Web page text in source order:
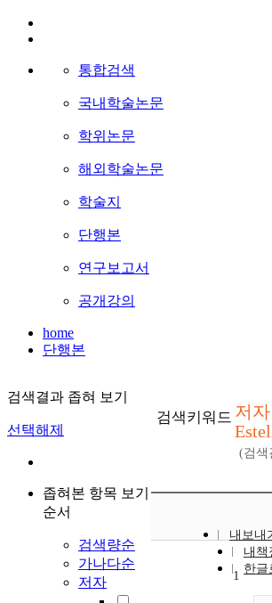
통합검색
국내학술논문
학위논문
해외학술논문
학술지
단행본
연구보고서
공개강의
home
단행본
검색결과 좁혀 보기
선택해제
좁혀본 항목 보기
순서
검색량순
가나다순
저자
검색키워드 저
(검색
내보내
내책
한글
1